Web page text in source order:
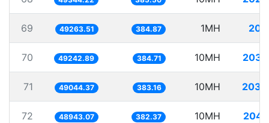
69 49263.51 384.87 1MH
70 49242.89 384.71 10MH
71 49044.37 383.16 10MH
72 48943.07 382.37 10MH